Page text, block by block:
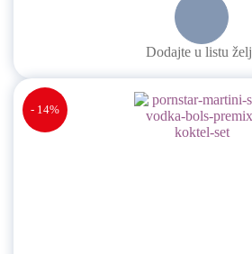
Dodajte u listu
- 14%